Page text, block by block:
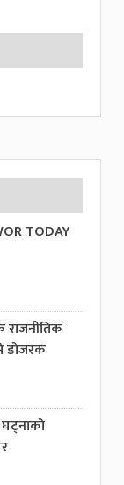
TODAY
डोजरक